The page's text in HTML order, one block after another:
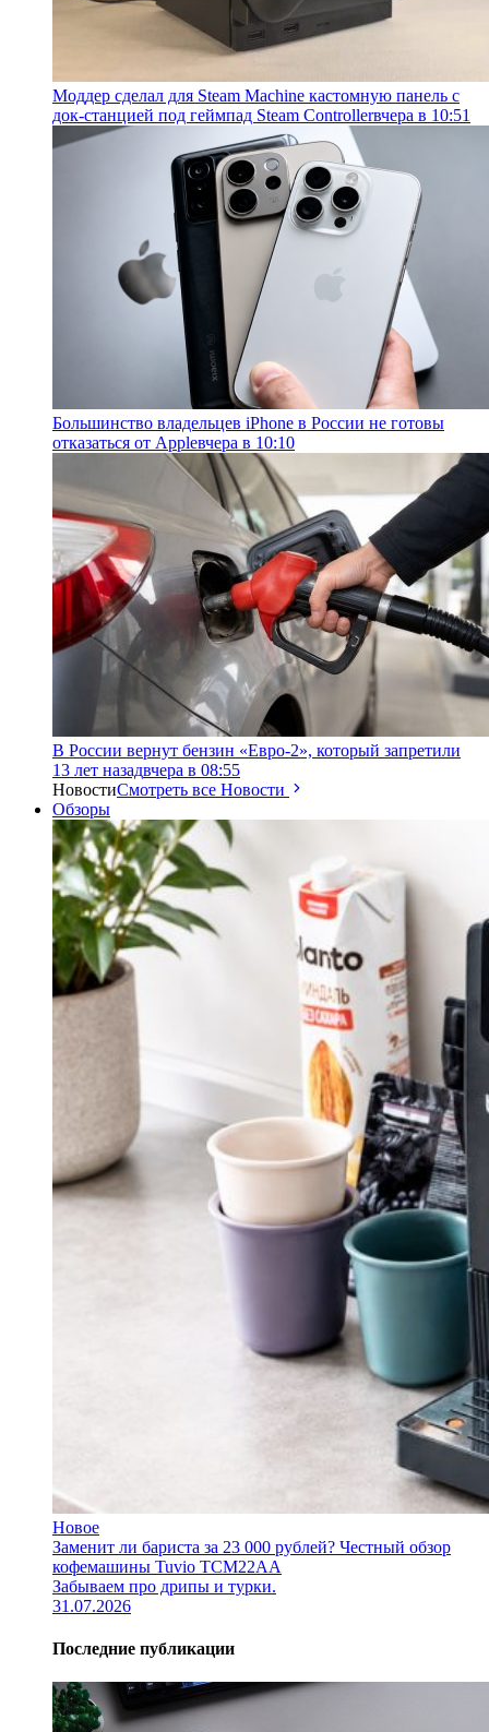
Моддер сделал для Steam Machine кастомную панель с
док-станцией под геймпад Steam Controllerвчера в 10:51
Большинство владельцев iPhone в России не готовы
отказаться от Appleвчера в 10:10
В России вернут бензин «Евро-2», который запретили
13 лет назадвчера в 08:55
НовостиСмотреть все Новости
Обзоры
Новое
Заменит ли бариста за 23 000 рублей? Честный обзор
кофемашины Tuvio TCM22AA
Забываем про дрипы и турки.
31.07.2026
Последние публикации